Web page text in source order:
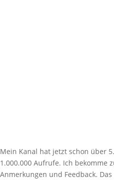
Mein Kanal hat jetzt schon über
1.000.000 Aufrufe. Ich bekomme
Anmerkungen und Feedback.